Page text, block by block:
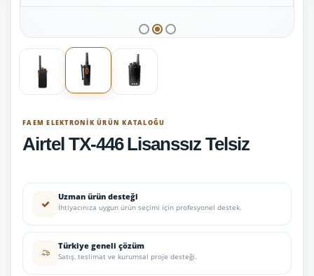
FAEM ELEKTRONIK ÜRÜN KATALOĞU
Airtel TX-446 Lisanssız Telsiz
Uzman ürün desteği
İhtiyacınıza uygun ürün seçimi için profesyonel destek.
Türkiye geneli çözüm
Satış, teslimat ve kurumsal proje desteği.